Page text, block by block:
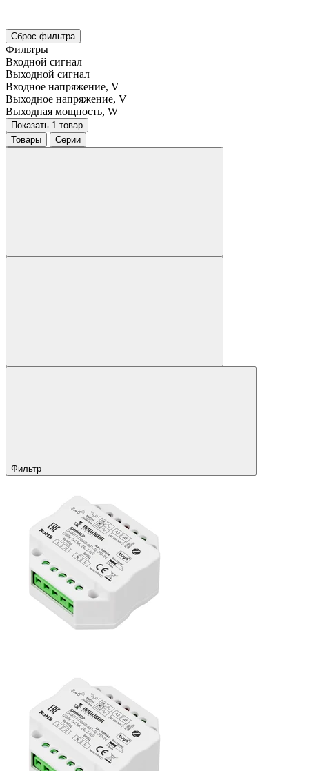
Сброс фильтра
Фильтры
Входной сигнал
Выходной сигнал
Входное напряжение, V
Выходное напряжение, V
Выходная мощность, W
Показать 1 товар
Товары
Серии
Фильтр